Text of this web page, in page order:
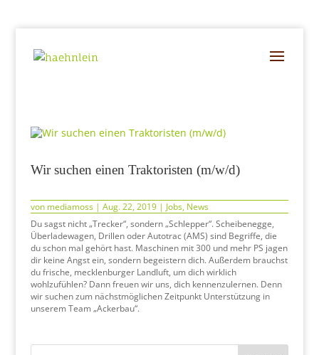
Wir suchen einen Traktoristen (m/w/d)
von mediamoss| Aug. 22, 2019| Jobs, News
Du sagst nicht „Trecker“, sondern „Schlepper“. Scheibenegge,
Überladewagen, Drillen oder Autotrac (AMS) sind Begriffe, die
du schon mal gehört hast. Maschinen mit 300 und mehr PS jagen
dir keine Angst ein, sondern begeistern dich. Außerdem brauchst
du frische, mecklenburger Landluft, um dich wirklich
wohlzufühlen? Dann freuen wir uns, dich kennenzulernen. Denn
wir suchen zum nächstmöglichen Zeitpunkt Unterstützung in
unserem Team „Ackerbau“.